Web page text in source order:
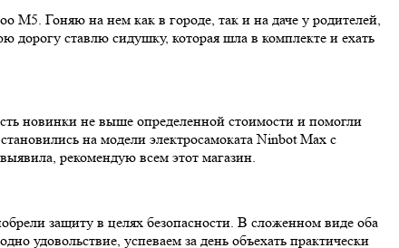
M5. Гоняю на нем как в городе, так и на даче у родителей,
ставлю сидушку, которая шла в комплекте и ехать
новинки не выше определенной стоимости и помогли
на модели электросамоката Ninbot Max с
рекомендую всем этот магазин.
защиту в целях безопасности. В сложенном виде оба
удовольствие, успеваем за день объехать практически